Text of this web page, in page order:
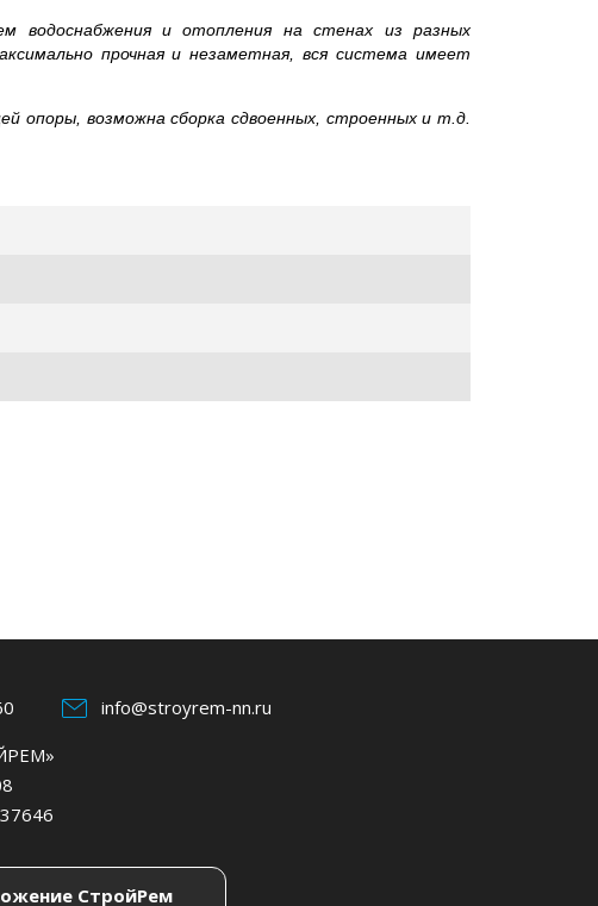
водоснабжения и отопления на стенах из разных
прочная и незаметная, вся система имеет
опоры, возможна сборка сдвоенных, строенных и т.д.
info@stroyrem-nn.ru
СтройРем